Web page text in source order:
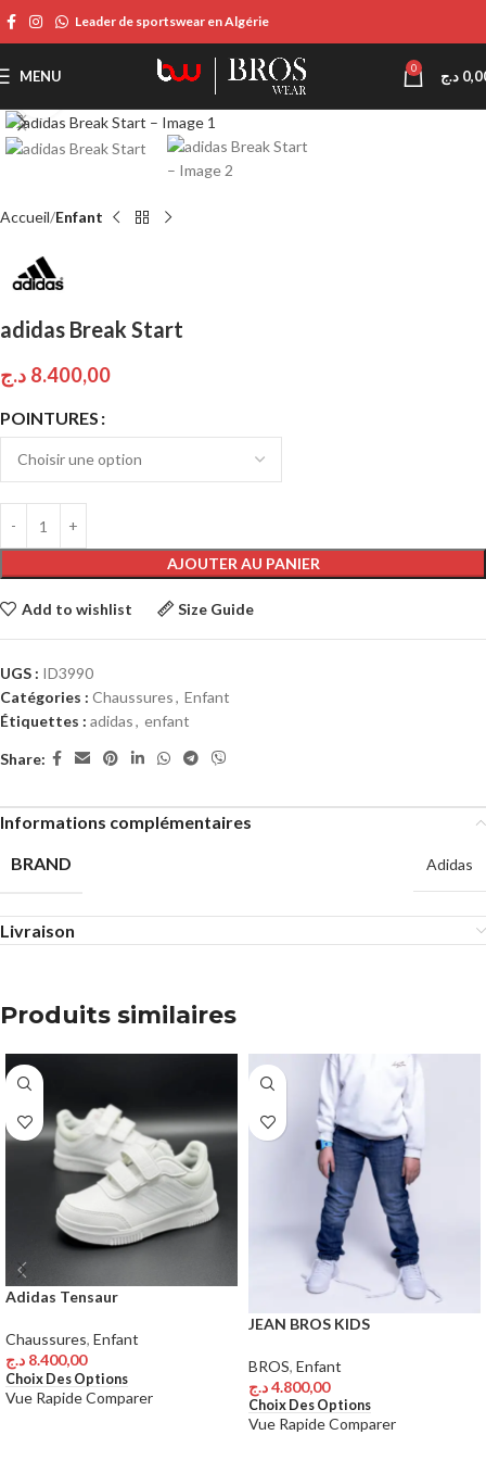
Leader de sportswear en Algérie
MENU 0 د.ج
Accueil Enfant
adidas Break Start
8.400,00 د.ج
POINTURES
AJOUTER AU PANIER
Add to wishlist Size Guide
UGS : ID3990
Catégories : Chaussures, Enfant
Étiquettes : adidas, enfant
Share:
Informations complémentaires
BRAND
Adidas
Livraison
Produits similaires
Adidas Tensaur
Chaussures, Enfant
8.400,00 د.ج
Choix Des Options
Vue RapideComparer
JEAN BROS KIDS
BROS, Enfant
4.800,00د.ج
Choix Des Options
Vue RapideComparer